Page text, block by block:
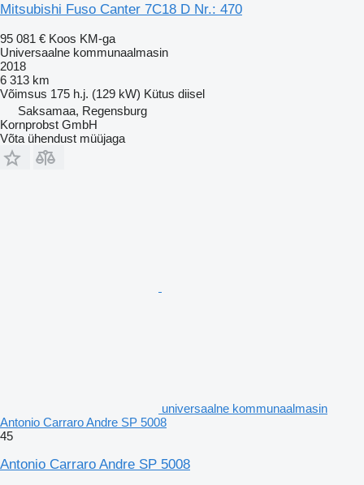
Mitsubishi Fuso Canter 7C18 D Nr.: 470
95 081 € Koos KM-ga
Universaalne kommunaalmasin
2018
6 313 km
Võimsus 175 h.j. (129 kW) Kütus diisel
Saksamaa, Regensburg
Kornprobst GmbH
Võta ühendust müüjaga
universaalne kommunaalmasin
Antonio Carraro Andre SP 5008
45
Antonio Carraro Andre SP 5008